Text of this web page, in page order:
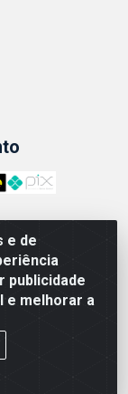
e de
publicidade
e melhorar a
- CNPJ:
1045 -
21020-124